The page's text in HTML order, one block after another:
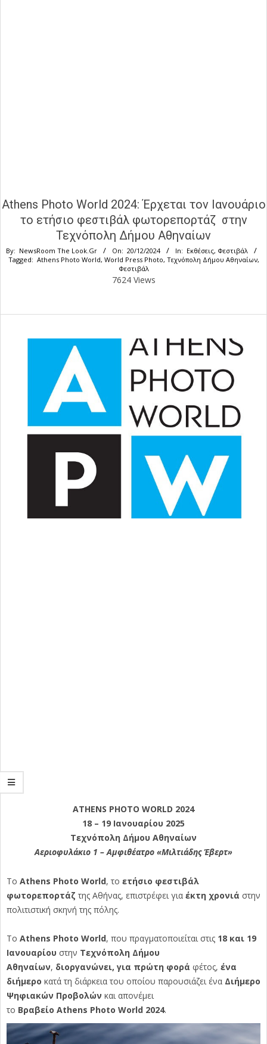
Athens Photo World 2024: Έρχεται τον Ιανουάριο
το ετήσιο φεστιβάλ φωτορεπορτάζ στην
Τεχνόπολη Δήμου Αθηναίων
By: NewsRoom The Look.Gr On: 20/12/2024 In: Εκθέσεις, Φεστιβάλ
Tagged: Athens Photo World, World Press Photo, Τεχνόπολη Δήμου Αθηναίων,
Φεστιβάλ
7624 Views
ATHENS PHOTO WORLD 2024
18 – 19 Ιανουαρίου 2025
Τεχνόπολη Δήμου Αθηναίων
Αεριοφυλάκιο 1 – Αμφιθέατρο «Μιλτιάδης Έβερτ»
Το Athens Photo World, το ετήσιο φεστιβάλ
φωτορεπορτάζ της Αθήνας, επιστρέφει για έκτη χρονιά στην
πολιτιστική σκηνή της πόλης.
To Athens Photo World, που πραγματοποιείται στις 18 και 19
Ιανουαρίου στην Τεχνόπολη Δήμου
Αθηναίων, διοργανώνει, για πρώτη φορά φέτος, ένα
διήμερο κατά τη διάρκεια του οποίου παρουσιάζει ένα Διήμερο
Ψηφιακών Προβολών και απονέμει
το Βραβείο Athens Photo World 2024.